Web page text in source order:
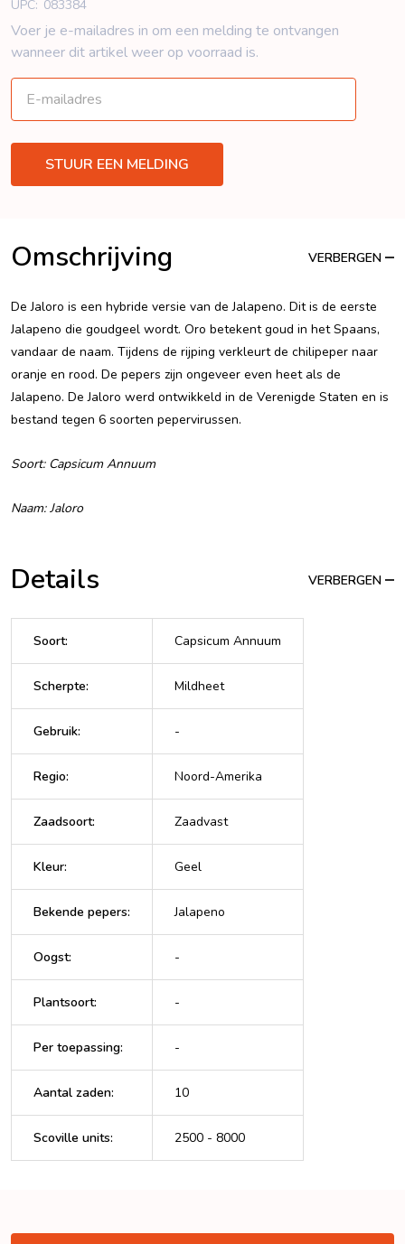
UPC: 083384
Voer je e-mailadres in om een ​​melding te ontvangen
wanneer dit artikel weer op voorraad is.
Omschrijving VERBERGEN
De Jaloro is een hybride versie van de Jalapeno. Dit is de eerste
Jalapeno die goudgeel wordt. Oro betekent goud in het Spaans,
vandaar de naam. Tijdens de rijping verkleurt de chilipeper naar
oranje en rood. De pepers zijn ongeveer even heet als de
Jalapeno. De Jaloro werd ontwikkeld in de Verenigde Staten en is
bestand tegen 6 soorten pepervirussen.
Soort: Capsicum Annuum
Naam: Jaloro
Details VERBERGEN
Soort: Capsicum Annuum
Scherpte: Mildheet
Gebruik: -
Regio: Noord-Amerika
Zaadsoort: Zaadvast
Kleur: Geel
Bekende pepers: Jalapeno
Oogst: -
Plantsoort: -
Per toepassing: -
Aantal zaden: 10
Scoville units: 2500 - 8000